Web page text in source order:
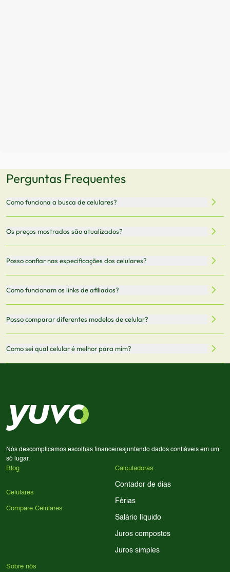
Perguntas Frequentes
Como funciona a busca de celulares?
armazenamento, memória RAM, bateria e conectividade
5G.
Os preços mostrados são atualizados?
vendedor antes de finalizar sua compra.
Posso confiar nas especificações dos celulares?
informações mais recentes de cada modelo.
Como funcionam os links de afiliados?
comissão sem custo adicional para você.
Posso comparar diferentes modelos de celular?
Sim! Você pode selecionar até 3 celulares para comparar
Como sei qual celular é melhor para mim?
processador e bateria são essenciais. Use nossos filtros
para encontrar o celular ideal.
Nós descomplicamos escolhas financeirasjuntando dados confiáveis em um
só lugar.
Blog
Celulares
Compare Celulares
Calculadoras
Contador de dias
Férias
Salário líquido
Juros compostos
Juros simples
Sobre nós